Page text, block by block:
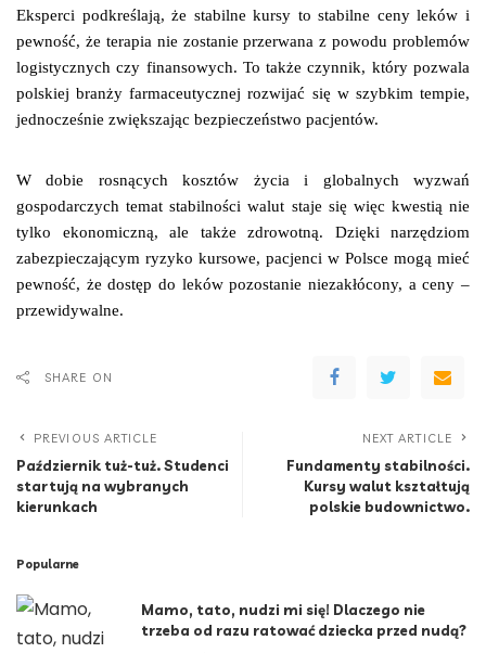
Eksperci podkreślają, że stabilne kursy to stabilne ceny leków i
pewność, że terapia nie zostanie przerwana z powodu problemów
logistycznych czy finansowych. To także czynnik, który pozwala
polskiej branży farmaceutycznej rozwijać się w szybkim tempie,
jednocześnie zwiększając bezpieczeństwo pacjentów.
W dobie rosnących kosztów życia i globalnych wyzwań
gospodarczych temat stabilności walut staje się więc kwestią nie
tylko ekonomiczną, ale także zdrowotną. Dzięki narzędziom
zabezpieczającym ryzyko kursowe, pacjenci w Polsce mogą mieć
pewność, że dostęp do leków pozostanie niezakłócony, a ceny –
przewidywalne.
SHARE ON
PREVIOUS ARTICLE
Październik tuż-tuż. Studenci
startują na wybranych
kierunkach
NEXT ARTICLE
Fundamenty stabilności.
Kursy walut kształtują
polskie budownictwo.
Popularne
Mamo, tato, nudzi mi się! Dlaczego nie
trzeba od razu ratować dziecka przed nudą?